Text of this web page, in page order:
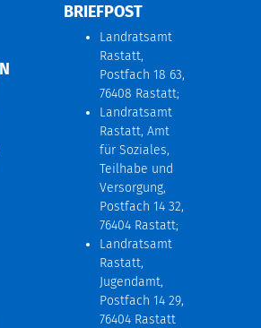
BRIEFPOST
Landratsamt
Rastatt,
Postfach 18 63,
76408 Rastatt;
Landratsamt
Rastatt, Amt
für Soziales,
Teilhabe und
Versorgung,
Postfach 14 32,
76404 Rastatt;
Landratsamt
Rastatt,
Jugendamt,
Postfach 14 29,
76404 Rastatt